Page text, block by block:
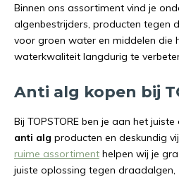
Binnen ons assortiment vind je
algenbestrijders, producten tegen
voor groen water en middelen die
waterkwaliteit langdurig te
Anti alg kopen bij
Bij TOPSTORE ben je aan het
anti alg producten en deskundig
ruime assortiment helpen wij je
juiste oplossing tegen